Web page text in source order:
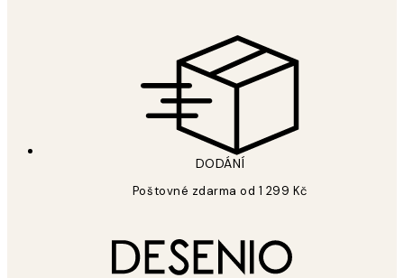
DODÁNÍ
Poštovné zdarma od 1 299 Kč